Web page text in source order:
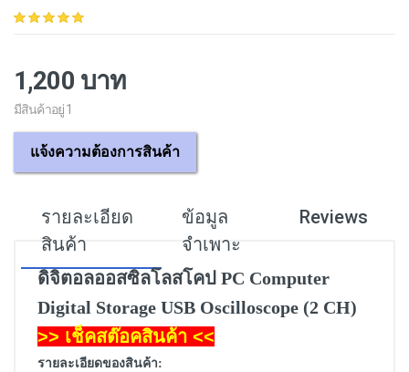
1,200 บาท
มีสินค้าอยู่ 1
แจ้งความต้องการสินค้า
รายละเอียด
สินค้า
ข้อมูล
จำเพาะ
Reviews
ดิจิตอลออสซิลโลสโคป PC Computer
Digital Storage USB Oscilloscope (2 CH)
>> เช็คสต๊อคสินค้า <<
รายละเอียดของสินค้า: